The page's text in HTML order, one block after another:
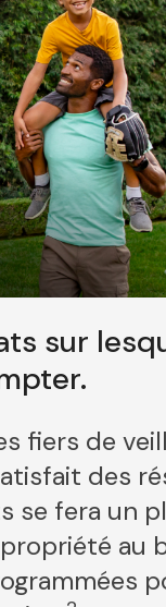
sur
fiers de
des
se fera un
au